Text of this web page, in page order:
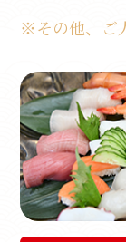
※その他、ご